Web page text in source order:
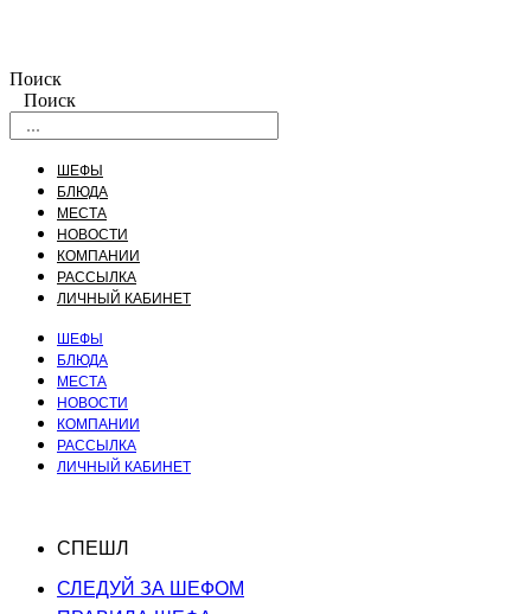
Поиск
Поиск
ШЕФЫ
БЛЮДА
МЕСТА
НОВОСТИ
КОМПАНИИ
РАССЫЛКА
ЛИЧНЫЙ КАБИНЕТ
ШЕФЫ
БЛЮДА
МЕСТА
НОВОСТИ
КОМПАНИИ
РАССЫЛКА
ЛИЧНЫЙ КАБИНЕТ
СПЕШЛ
СЛЕДУЙ ЗА ШЕФОМ